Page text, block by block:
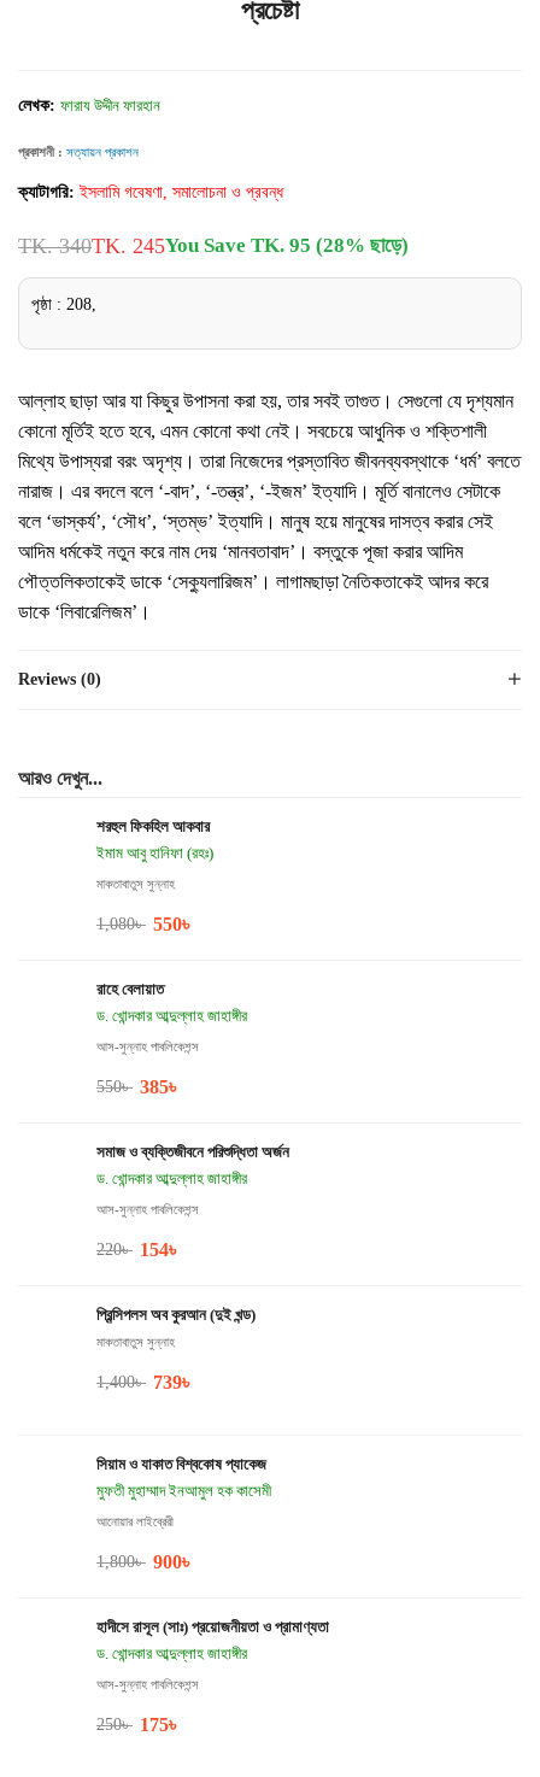
প্রচেষ্টা
লেখক: ফারায উদ্দীন ফারহান
প্রকাশনী : সত্যায়ন প্রকাশন
ক্যাটাগরি:ইসলামি গবেষণা, সমালোচনা ও প্রবন্ধ
TK. 340TK. 245You Save TK. 95 (28% ছাড়ে)
পৃষ্ঠা : 208,
আল্লাহ ছাড়া আর যা কিছুর উপাসনা করা হয়, তার সবই তাগুত। সেগুলো যে দৃশ্যমান
কোনো মূর্তিই হতে হবে, এমন কোনো কথা নেই। সবচেয়ে আধুনিক ও শক্তিশালী
মিথ্যে উপাস্যরা বরং অদৃশ্য। তারা নিজেদের প্রস্তাবিত জীবনব্যবস্থাকে ‘ধর্ম’ বলতে
নারাজ। এর বদলে বলে ‘-বাদ’, ‘-তন্ত্র’, ‘-ইজম’ ইত্যাদি। মূর্তি বানালেও সেটাকে
বলে ‘ভাস্কর্য’, ‘সৌধ’, ‘স্তম্ভ’ ইত্যাদি। মানুষ হয়ে মানুষের দাসত্ব করার সেই
আদিম ধর্মকেই নতুন করে নাম দেয় ‘মানবতাবাদ’। বস্তুকে পূজা করার আদিম
পৌত্তলিকতাকেই ডাকে ‘সেক্যুলারিজম’। লাগামছাড়া নৈতিকতাকেই আদর করে
ডাকে ‘লিবারেলিজম’।
Reviews (0)
আরও দেখুন...
শরহুল ফিকহিল আকবার
ইমাম আবু হানিফা (রহঃ)
মাকতাবাতুস সুন্নাহ
1,080৳ 550৳
রাহে বেলায়াত
ড. খোন্দকার আব্দুল্লাহ জাহাঙ্গীর
আস-সুন্নাহ পাবলিকেশন্স
550৳ 385৳
সমাজ ও ব্যক্তিজীবনে পরিশুদ্ধিতা অর্জন
ড. খোন্দকার আব্দুল্লাহ জাহাঙ্গীর
আস-সুন্নাহ পাবলিকেশন্স
220৳ 154৳
প্রিন্সিপলস অব কুরআন (দুই খন্ড)
মাকতাবাতুস সুন্নাহ
1,400৳ 739৳
সিয়াম ও যাকাত বিশ্বকোষ প্যাকেজ
মুফতী মুহাম্মাদ ইনআমুল হক কাসেমী
আনোয়ার লাইব্রেরী
1,800৳ 900৳
হাদীসে রাসূল (সাঃ) প্রয়োজনীয়তা ও প্রামাণ্যতা
ড. খোন্দকার আব্দুল্লাহ জাহাঙ্গীর
আস-সুন্নাহ পাবলিকেশন্স
250৳ 175৳